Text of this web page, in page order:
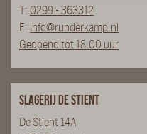
T: 0299 - 363312
E: info@runderkamp.nl
Geopend tot 18.00 uur
Slagerij De Stient
De Stient 14A